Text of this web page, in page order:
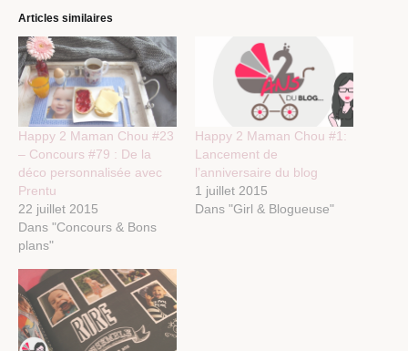
Articles similaires
Happy 2 Maman Chou #23
– Concours #79 : De la
déco personnalisée avec
Prentu
22 juillet 2015
Dans "Concours & Bons
plans"
Happy 2 Maman Chou #1:
Lancement de
l’anniversaire du blog
1 juillet 2015
Dans "Girl & Blogueuse"